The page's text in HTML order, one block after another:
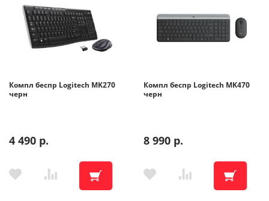
Компл беспр Logitech MK270
черн
4 490 р.
Компл беспр Logitech MK470
черн
8 990 р.